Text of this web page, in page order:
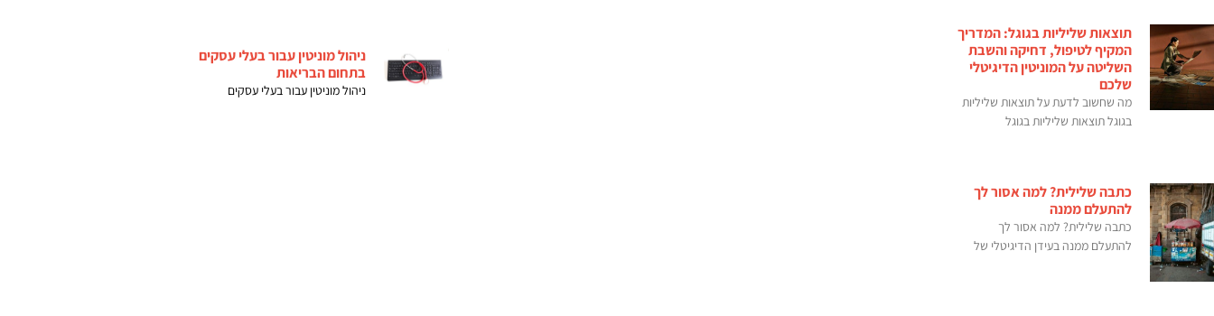
תוצאות שליליות בגוגל: המדריך
המקיף לטיפול, דחיקה והשבת
השליטה על המוניטין הדיגיטלי
שלכם
מה שחשוב לדעת על תוצאות שליליות
בגוגל תוצאות שליליות בגוגל
כתבה שלילית? למה אסור לך
להתעלם ממנה
כתבה שלילית? למה אסור לך
להתעלם ממנה בעידן הדיגיטלי של
ניהול מוניטין עבור בעלי עסקים
בתחום הבריאות
ניהול מוניטין עבור בעלי עסקים